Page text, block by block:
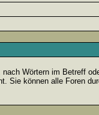
Wörtern im Betreff
Sie können alle Foren